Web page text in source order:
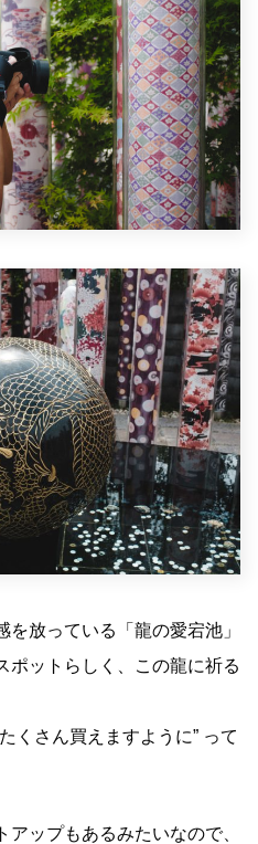
放っている「龍の愛宕池」
ポットらしく、この龍に祈る
くさん買えますように” って
ップもあるみたいなので、